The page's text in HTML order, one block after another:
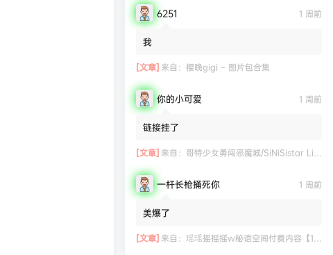
6251 1 周前
我
[文章] 来自： 樱晚gigi – 图片包合集
你的小可爱 1 周前
链接挂了
[文章] 来自： 哥特少女勇闯恶魔城/SiNiSistar Lite Version（Build.7793201+DLC+通关档）
一杆长枪捅死你 1 周前
美爆了
[文章] 来自： 瑶瑶摇摇摇w秘语空间付费内容【11.06】